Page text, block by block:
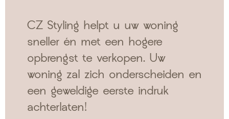
CZ Styling helpt u uw woning
sneller én met een hogere
opbrengst te verkopen. Uw
woning zal zich onder­scheiden en
een geweldige eerste indruk
achter­laten!